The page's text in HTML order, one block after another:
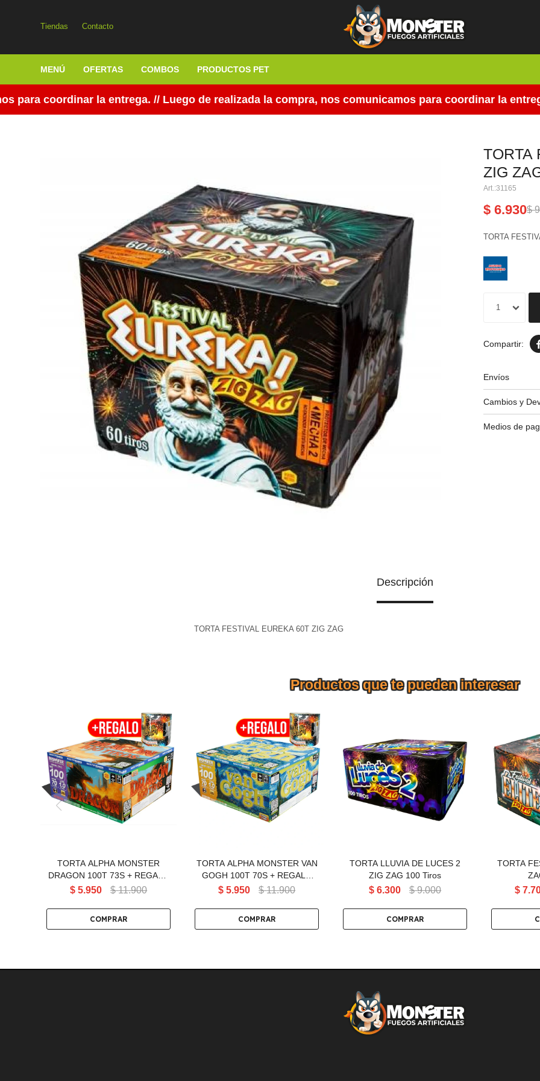
MENÚ OFERTAS COMBOS PRODUCTOS PET
Tiendas Contacto
coordinar la entrega. // Luego de realizada la compra, nos comunicamos para coordinar la entrega.
TORTA
ZIG
31165
$ 6.930$
TORTA
1
Envíos
Cambios y
Medios de
Descripción
TORTA FESTIVAL EUREKA 60T ZIG ZAG
Productos que te pueden interesar
TORTA ALPHA MONSTER
DRAGON 100T 73S
TORTA ALPHA MONSTER
DRAGON 100T 73S + REGALO
COLOR FRENZY 19T
$ 5.950 $ 11.900
TORTA ALPHA MONSTER
VAN GOGH 100T 70S
TORTA ALPHA MONSTER VAN
GOGH 100T 70S + REGALO
COLOR FRENZY 19T
$ 5.950 $ 11.900
TORTA LLUVIA DE LUCES 2
ZIG ZAG 100 Tiros
TORTA LLUVIA DE LUCES 2
ZIG ZAG 100 Tiros
$ 6.300 $ 9.000
TORTA
TORTA
$